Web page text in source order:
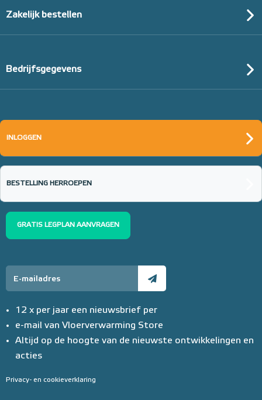
Zakelijk bestellen
Bedrijfsgegevens
INLOGGEN
BESTELLING HERROEPEN
GRATIS LEGPLAN AANVRAGEN
12 x per jaar een nieuwsbrief per
e-mail van Vloerverwarming Store
Altijd op de hoogte van de nieuwste ontwikkelingen en
acties
Privacy- en cookieverklaring